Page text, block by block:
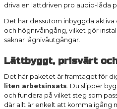
driva en lättdriven pro audio-låda
Det har dessutom inbyggda
och högnivåingång, vilket gör
saknar lågnivåutgångar.
Lättbyggt, prisvärt
Det här paketet är framtaget för
liten arbetsinsats . Du slipper
och fundera på vilket steg som
där allt är enkelt att komma igång